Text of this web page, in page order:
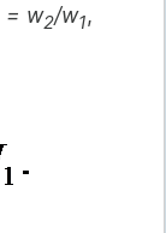
= w2/w1,